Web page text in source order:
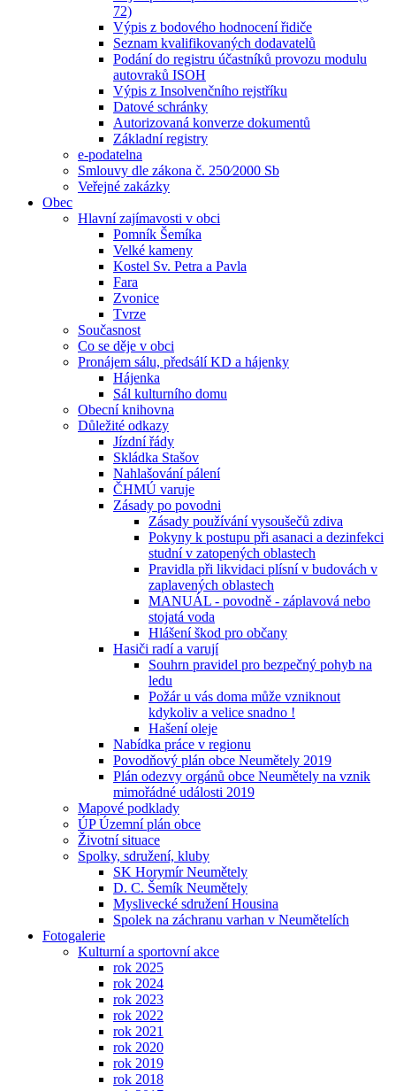
72)
Výpis z bodového hodnocení řidiče
Seznam kvalifikovaných dodavatelů
Podání do registru účastníků provozu modulu
autovraků ISOH
Výpis z Insolvenčního rejstříku
Datové schránky
Autorizovaná konverze dokumentů
Základní registry
e-podatelna
Smlouvy dle zákona č. 250⁄2000 Sb
Veřejné zakázky
Obec
Hlavní zajímavosti v obci
Pomník Šemíka
Velké kameny
Kostel Sv. Petra a Pavla
Fara
Zvonice
Tvrze
Současnost
Co se děje v obci
Pronájem sálu, předsálí KD a hájenky
Hájenka
Sál kulturního domu
Obecní knihovna
Důležité odkazy
Jízdní řády
Skládka Stašov
Nahlašování pálení
ČHMÚ varuje
Zásady po povodni
Zásady používání vysoušečů zdiva
Pokyny k postupu při asanaci a dezinfekci
studní v zatopených oblastech
Pravidla při likvidaci plísní v budovách v
zaplavených oblastech
MANUÁL - povodně - záplavová nebo
stojatá voda
Hlášení škod pro občany
Hasiči radí a varují
Souhrn pravidel pro bezpečný pohyb na
ledu
Požár u vás doma může vzniknout
kdykoliv a velice snadno !
Hašení oleje
Nabídka práce v regionu
Povodňový plán obce Neumětely 2019
Plán odezvy orgánů obce Neumětely na vznik
mimořádné události 2019
Mapové podklady
ÚP Územní plán obce
Životní situace
Spolky, sdružení, kluby
SK Horymír Neumětely
D. C. Šemík Neumětely
Myslivecké sdružení Housina
Spolek na záchranu varhan v Neumětelích
Fotogalerie
Kulturní a sportovní akce
rok 2025
rok 2024
rok 2023
rok 2022
rok 2021
rok 2020
rok 2019
rok 2018